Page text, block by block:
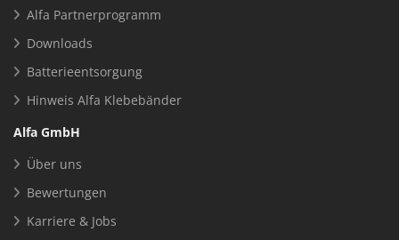
Alfa Partnerprogramm
Downloads
Batterieentsorgung
Hinweis Alfa Klebebänder
Alfa GmbH
Über uns
Bewertungen
Karriere & Jobs